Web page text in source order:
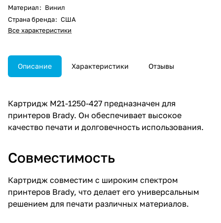
Материал: Винил
Страна бренда: США
Все характеристики
Описание Характеристики Отзывы
Картридж M21-1250-427 предназначен для
принтеров Brady. Он обеспечивает высокое
качество печати и долговечность использования.
Совместимость
Картридж совместим с широким спектром
принтеров Brady, что делает его универсальным
решением для печати различных материалов.